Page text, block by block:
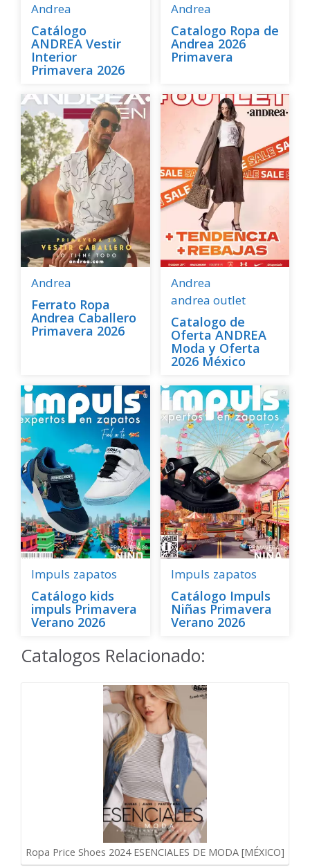
Andrea
Catálogo
ANDREA Vestir
Interior
Primavera 2026
Andrea
Catalogo Ropa de
Andrea 2026
Primavera
Andrea
Ferrato Ropa
Andrea Caballero
Primavera 2026
Andrea
andrea outlet
Catalogo de
Oferta ANDREA
Moda y Oferta
2026 México
Impuls zapatos
Catálogo kids
impuls Primavera
Verano 2026
Impuls zapatos
Catálogo Impuls
Niñas Primavera
Verano 2026
Catalogos Relacionado:
Ropa Price Shoes 2024 ESENCIALES DE MODA [MÉXICO]